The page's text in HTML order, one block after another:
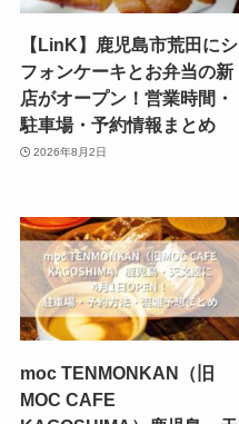
【LinK】鹿児島市荒田にシ
フォンケーキとお弁当の新
店がオープン！営業時間・
駐車場・予約情報まとめ
2026年8月2日
moc TENMONKAN（旧
MOC CAFE